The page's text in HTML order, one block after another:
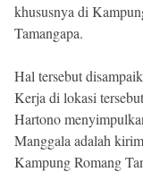
khususnya di
Tamangapa.
Hal tersebut
Kerja di lokasi
Hartono
Manggala adalah
Kampung Romang